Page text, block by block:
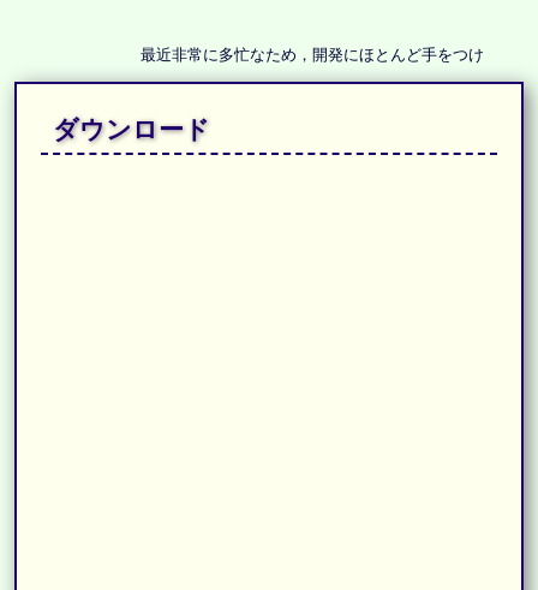
最近非常に多忙なため，開発にほとんど手をつけることができ
ダウンロード